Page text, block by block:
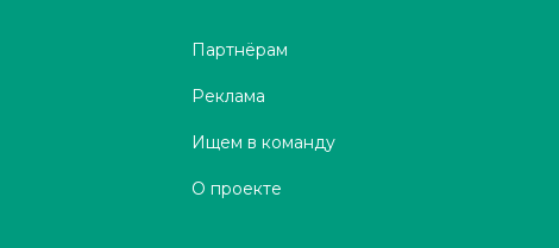
Партнёрам
Реклама
Ищем в команду
О проекте